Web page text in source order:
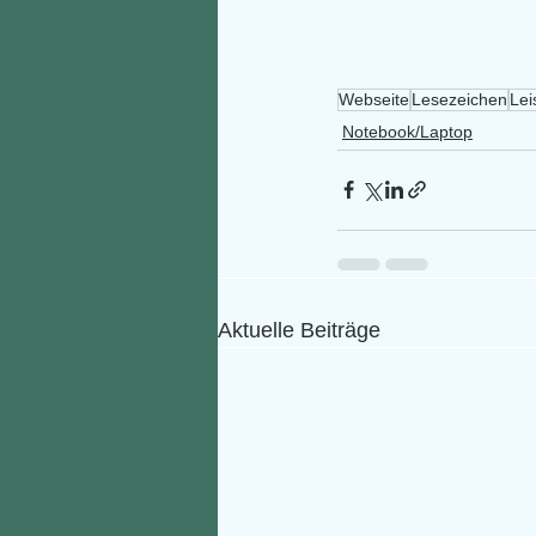
WebseiteLesezeichen
Notebook/Laptop
Aktuelle Beiträge